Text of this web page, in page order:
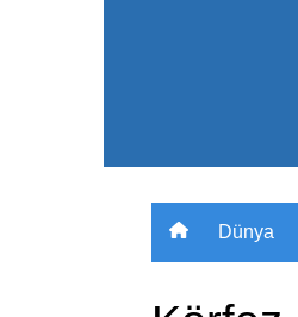
Dünya